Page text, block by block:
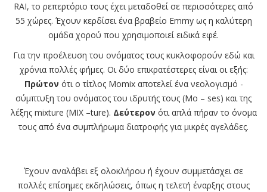
RAI, το ρεπερτόριο τους έχει μεταδοθεί σε περισσότερες από
55 χώρες. Έχουν κερδίσει ένα βραβείο Emmy ως η καλύτερη
ομάδα χορού που χρησιμοποιεί ειδικά εφέ.
Για την προέλευση του ονόματος τους κυκλοφορούν εδώ και
χρόνια πολλές φήμες. Οι δύο επικρατέστερες είναι οι εξής:
Πρώτον ότι ο τίτλος Momix αποτελεί ένα νεολογισμό -
σύμπτυξη του ονόματος του ιδρυτής τους (Mo – ses) και της
λέξης mixture (MIX –ture). Δεύτερον ότι απλά πήραν το όνομα
τους από ένα συμπλήρωμα διατροφής για μικρές αγελάδες.
Έχουν αναλάβει εξ ολοκλήρου ή έχουν συμμετάσχει σε
πολλές επίσημες εκδηλώσεις, όπως η τελετή έναρξης στους